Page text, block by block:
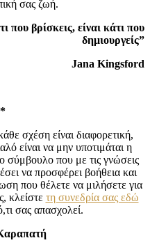
σας ζωή.
που βρίσκεις, είναι κάτι που
δημιουργείς”
Jana Kingsford
σχέση είναι διαφορετική,
είναι να μην υποτιμάται η
σύμβουλο που με τις γνώσεις
να προσφέρει βοήθεια και
που θέλετε να μιλήσετε για
κλείστε τη συνεδρία σας εδώ
σας απασχολεί.